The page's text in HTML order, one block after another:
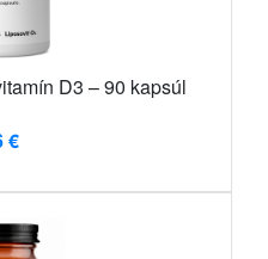
D3 – 90 kapsúl
€